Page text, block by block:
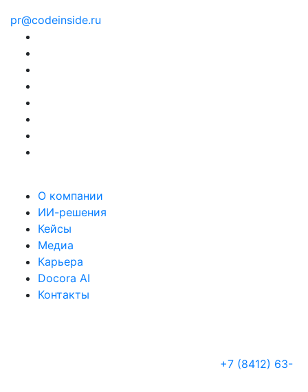
pr@codeinside.ru
О компании
ИИ-решения
Кейсы
Медиа
Карьера
Docora AI
Контакты
+7 (8412) 63-